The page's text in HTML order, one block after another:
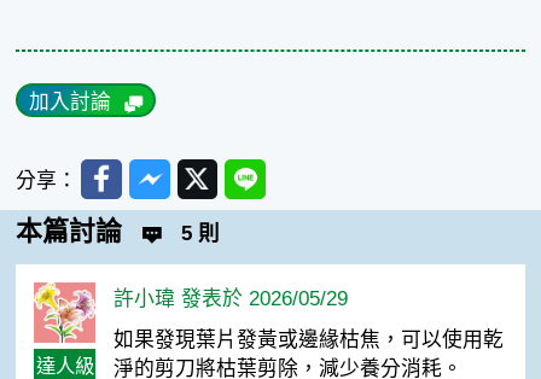
加入討論
分享： FacebookMessenger
TwitterLine
本篇討論 5 則
達人級
許小瑋 發表於 2026/05/29
如果發現葉片發黃或邊緣枯焦，可以使用乾
淨的剪刀將枯葉剪除，減少養分消耗。